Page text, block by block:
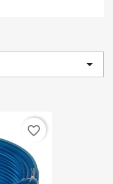

favorite_border